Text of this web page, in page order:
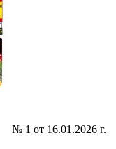
№ 1 от 16.01.2026 г.